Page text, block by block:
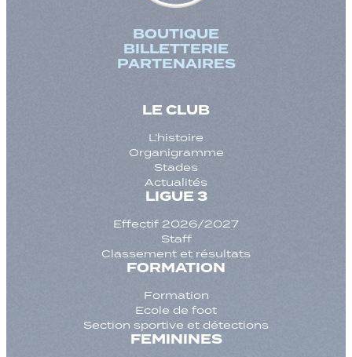
BOUTIQUE
BILLETTERIE
PARTENAIRES
LE CLUB
L’histoire
Organigramme
Stades
Actualités
LIGUE 3
Effectif 2026/2027
Staff
Classement et résultats
FORMATION
Formation
Ecole de foot
Section sportive et détections
FEMININES